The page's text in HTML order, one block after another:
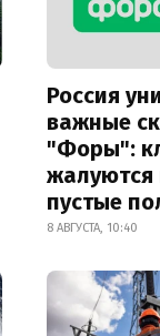
Россия
важные
"Форы":
жалуются
пустые
8 АВГУСТА, 10:40